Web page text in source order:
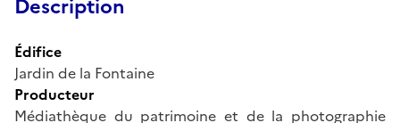
Description
Édifice
Jardin de la Fontaine
Producteur
Médiathèque du patrimoine et de la photographie